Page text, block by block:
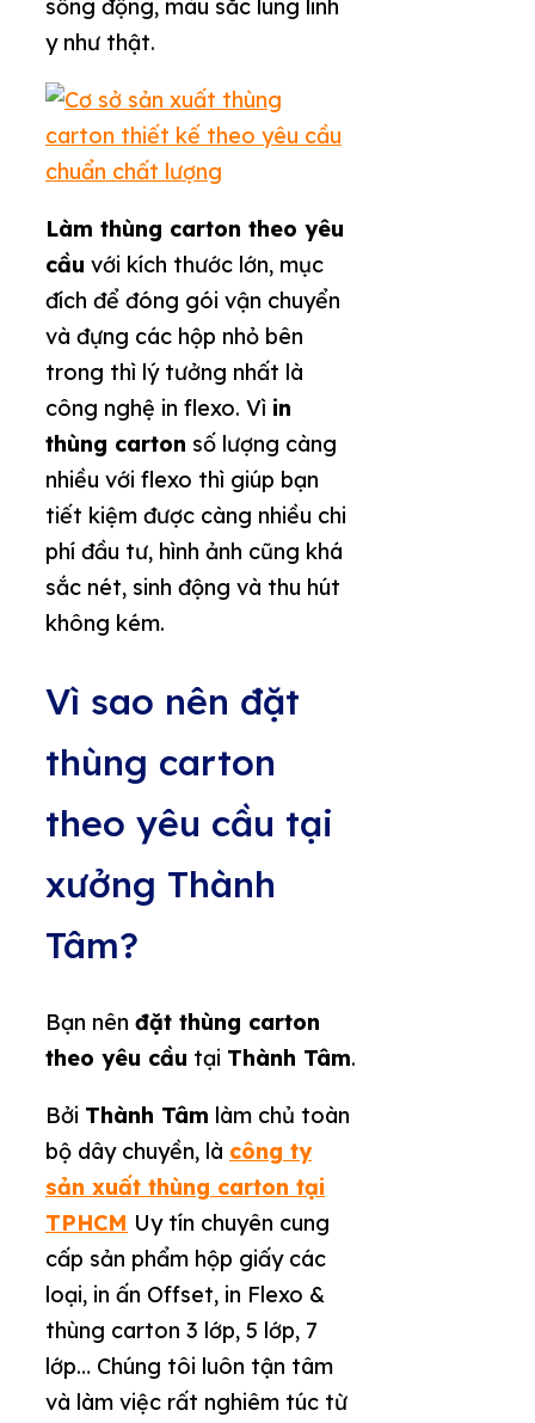
sống động, màu sắc lung linh
y như thật.
Làm thùng carton theo yêu
cầu với kích thước lớn, mục
đích để đóng gói vận chuyển
và đựng các hộp nhỏ bên
trong thì lý tưởng nhất là
công nghệ in flexo. Vì in
thùng carton số lượng càng
nhiều với flexo thì giúp bạn
tiết kiệm được càng nhiều chi
phí đầu tư, hình ảnh cũng khá
sắc nét, sinh động và thu hút
không kém.
Vì sao nên đặt
thùng carton
theo yêu cầu tại
xưởng Thành
Tâm?
Bạn nên đặt thùng carton
theo yêu cầu tại Thành Tâm.
Bởi Thành Tâm làm chủ toàn
bộ dây chuyền, là công ty
sản xuất thùng carton tại
TPHCM Uy tín chuyên cung
cấp sản phẩm hộp giấy các
loại, in ấn Offset, in Flexo &
thùng carton 3 lớp, 5 lớp, 7
lớp… Chúng tôi luôn tận tâm
và làm việc rất nghiêm túc từ